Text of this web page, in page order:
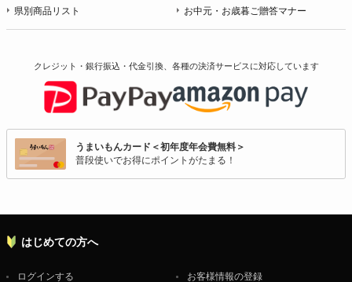
県別商品リスト お中元・お歳暮ご贈答マナー
クレジット・銀行振込・代金引換、各種の決済サービスに対応しています
うまいもんカード＜初年度年会費無料＞
普段使いでお得にポイントがたまる！
はじめての方へ
ログインする お客様情報の登録